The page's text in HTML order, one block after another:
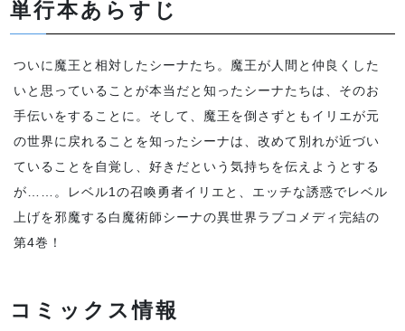
単行本あらすじ
ついに魔王と相対したシーナたち。魔王が人間と仲良くした
いと思っていることが本当だと知ったシーナたちは、そのお
手伝いをすることに。そして、魔王を倒さずともイリエが元
の世界に戻れることを知ったシーナは、改めて別れが近づい
ていることを自覚し、好きだという気持ちを伝えようとする
が……。レベル1の召喚勇者イリエと、エッチな誘惑でレベル
上げを邪魔する白魔術師シーナの異世界ラブコメディ完結の
第4巻！
コミックス情報